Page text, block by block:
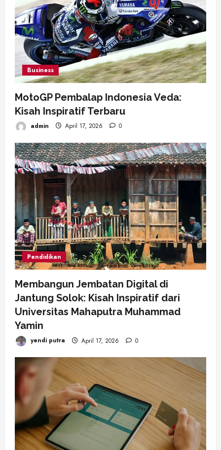
Business
MotoGP Pembalap Indonesia Veda:
Kisah Inspiratif Terbaru
admin April 17, 2026 0
Pendidikan
Membangun Jembatan Digital di
Jantung Solok: Kisah Inspiratif dari
Universitas Mahaputra Muhammad
Yamin
yendi putra April 17, 2026 0